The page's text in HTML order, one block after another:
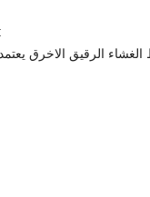
يقدم ما يلي مستشعرين
الرقيق الاخرق